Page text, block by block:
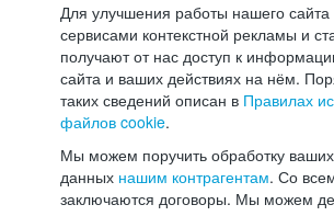
Для улучшения работы нашего
сервисами контекстной рекламы и
получают от нас доступ к
сайта и ваших действиях на нём.
таких сведений описан в Правилах
файлов cookie.
Мы можем поручить обработку
данных нашим контрагентам. Со
заключаются договоры. Мы можем